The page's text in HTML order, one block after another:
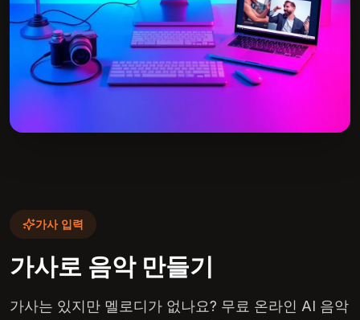
가사 입력
가사로 음악 만들기
가사는 있지만 멜로디가 없나요? 무료 온라인 AI 음악